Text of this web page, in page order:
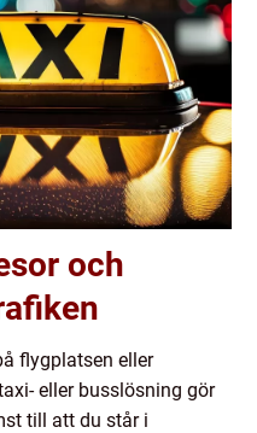
och
flygplatsen eller
eller busslösning gör
till att du står i